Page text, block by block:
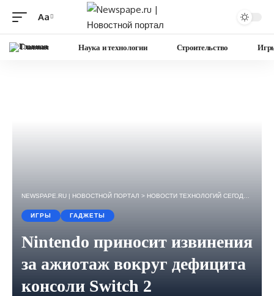
Изменение
Aa
Главная Наука и технологии Строительство
NEWSPAPE.RU | НОВОСТНОЙ ПОРТАЛ > НОВОСТИ ТЕХНОЛОГИЙ СЕГОДНЯ — ИГРЫ, НАУКА, ГАДЖЕТЫ, БИЗНЕС.
ИГРЫ ГАДЖЕТЫ
Nintendo приносит извинения
за ажиотаж вокруг дефицита
консоли Switch 2